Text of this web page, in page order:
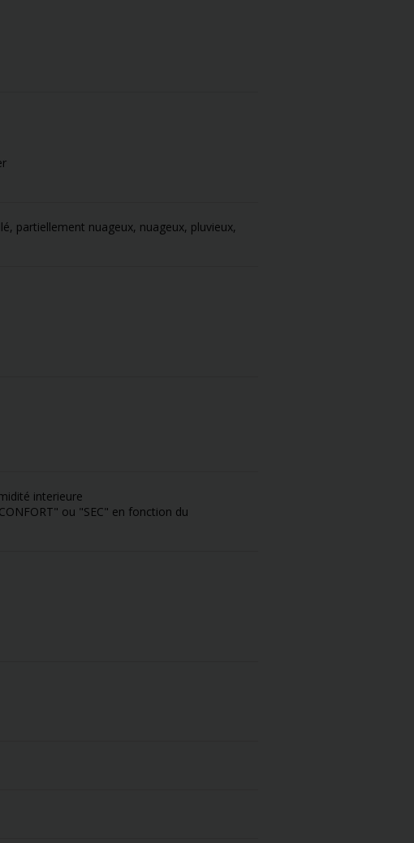
partiellement nuageux, nuageux, pluvieux,
interieure
ou "SEC" en fonction du